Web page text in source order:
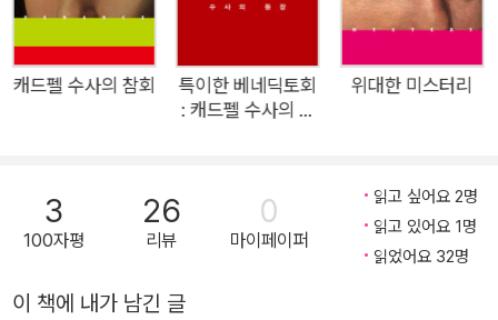
이해와 연민, 인간에 대한 통찰로 진실에 접근해 나간다. 폐허가
된 램지 수도원에서 원조를 요청하러 찾아온 두 명의 방문객, 헤
를루인 부원장과 투틸로 수사. 마침 슈루즈베리에 큰비가 내려 강
물이 범람하고, 모두들 침수를 피해 성물(聖物)들을 안전한 곳으
유력한 목격자는 끔찍하게 살해된다. 이 모든 죄악을 다스리기 위
해 수도원에서는 신의 계시를 이용하기로 하는데……. 성물 도난,
러진 정교한 미스터리 작품. 엘리스 피터스의 ‘캐드펠 수사 시리
캐드펠 수사의 참회
특이한 베네딕토회
: 캐드펠 수사의 등
위대한 미스터리
3
100자평
26
리뷰
0
마이페이퍼
읽고 싶어요 2명
읽고 있어요 1명
읽었어요 32명
이 책에 내가 남긴 글